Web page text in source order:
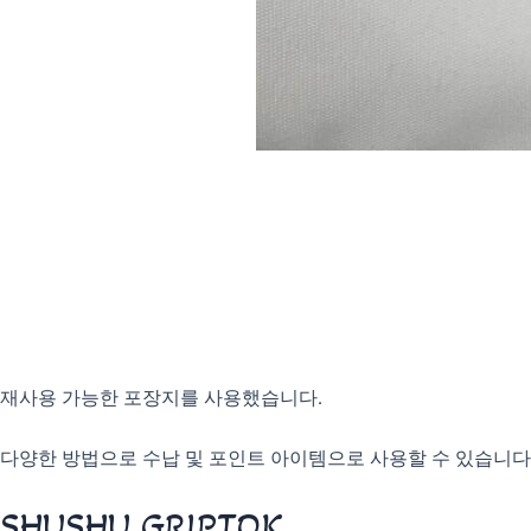
재사용 가능한 포장지를 사용했습니다.
다양한 방법으로 수납 및 포인트 아이템으로 사용할 수 있습니